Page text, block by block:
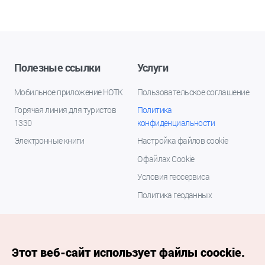
Полезные ссылки
Мобильное приложение НОТК
Горячая линия для туристов
1330
Электронные книги
Услуги
Пользовательское соглашение
Политика
конфиденциальности
Настройка файлов cookie
О файлах Cookie
Условия геосервиса
Политика геоданных
Этот веб-сайт использует файлы coockie.